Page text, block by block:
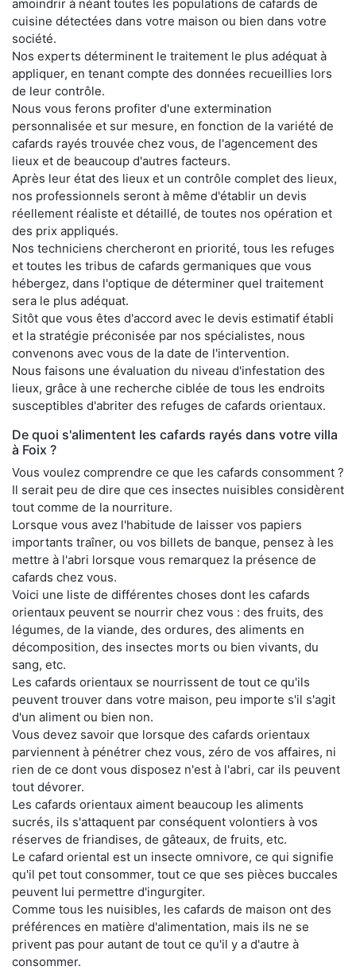
amoindrir à néant toutes les populations de cafards de
cuisine détectées dans votre maison ou bien dans votre
société.
Nos experts déterminent le traitement le plus adéquat à
appliquer, en tenant compte des données recueillies lors
de leur contrôle.
Nous vous ferons profiter d'une extermination
personnalisée et sur mesure, en fonction de la variété de
cafards rayés trouvée chez vous, de l'agencement des
lieux et de beaucoup d'autres facteurs.
Après leur état des lieux et un contrôle complet des lieux,
nos professionnels seront à même d'établir un devis
réellement réaliste et détaillé, de toutes nos opération et
des prix appliqués.
Nos techniciens chercheront en priorité, tous les refuges
et toutes les tribus de cafards germaniques que vous
hébergez, dans l'optique de déterminer quel traitement
sera le plus adéquat.
Sitôt que vous êtes d'accord avec le devis estimatif établi
et la stratégie préconisée par nos spécialistes, nous
convenons avec vous de la date de l'intervention.
Nous faisons une évaluation du niveau d'infestation des
lieux, grâce à une recherche ciblée de tous les endroits
susceptibles d'abriter des refuges de cafards orientaux.
De quoi s'alimentent les cafards rayés dans votre villa
à Foix ?
Vous voulez comprendre ce que les cafards consomment ?
Il serait peu de dire que ces insectes nuisibles considèrent
tout comme de la nourriture.
Lorsque vous avez l'habitude de laisser vos papiers
importants traîner, ou vos billets de banque, pensez à les
mettre à l'abri lorsque vous remarquez la présence de
cafards chez vous.
Voici une liste de différentes choses dont les cafards
orientaux peuvent se nourrir chez vous : des fruits, des
légumes, de la viande, des ordures, des aliments en
décomposition, des insectes morts ou bien vivants, du
sang, etc.
Les cafards orientaux se nourrissent de tout ce qu'ils
peuvent trouver dans votre maison, peu importe s'il s'agit
d'un aliment ou bien non.
Vous devez savoir que lorsque des cafards orientaux
parviennent à pénétrer chez vous, zéro de vos affaires, ni
rien de ce dont vous disposez n'est à l'abri, car ils peuvent
tout dévorer.
Les cafards orientaux aiment beaucoup les aliments
sucrés, ils s'attaquent par conséquent volontiers à vos
réserves de friandises, de gâteaux, de fruits, etc.
Le cafard oriental est un insecte omnivore, ce qui signifie
qu'il pet tout consommer, tout ce que ses pièces buccales
peuvent lui permettre d'ingurgiter.
Comme tous les nuisibles, les cafards de maison ont des
préférences en matière d'alimentation, mais ils ne se
privent pas pour autant de tout ce qu'il y a d'autre à
consommer.